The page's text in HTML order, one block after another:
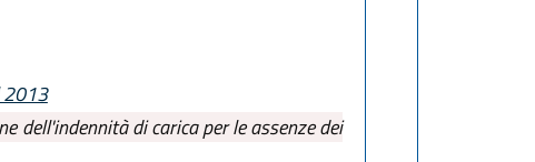
2013
dell'indennità di carica per le assenze dei